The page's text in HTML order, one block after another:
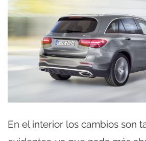
En el interior los cambios son